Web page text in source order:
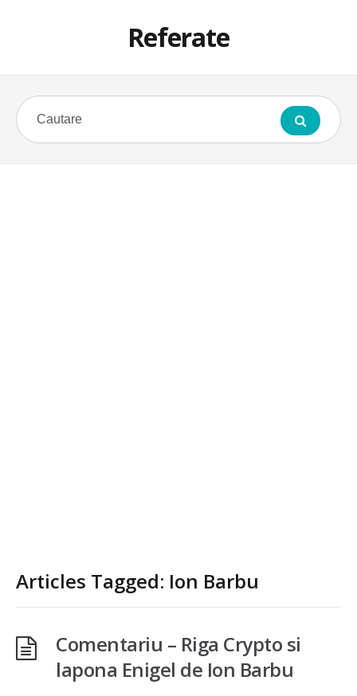
Referate
Articles Tagged: Ion Barbu
Comentariu – Riga Crypto si
lapona Enigel de Ion Barbu